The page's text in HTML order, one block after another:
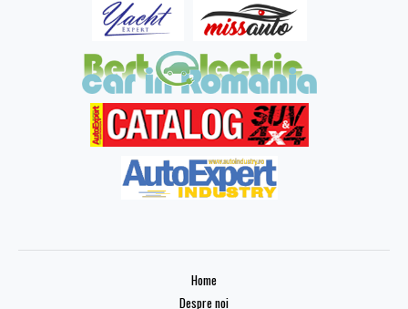
Home
Despre noi